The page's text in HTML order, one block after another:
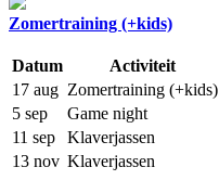
Zomertraining (+kids)
Datum
Activiteit
17 aug Zomertraining (+kids)
5 sep
Game night
11 sep
Klaverjassen
13 nov Klaverjassen